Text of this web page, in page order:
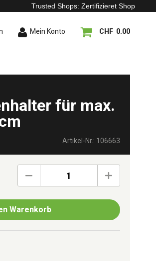
Trusted Shops: Zertifizieret Shop
Mein Konto CHF 0.00
für max.
Artikel-Nr.: 106663
1
Warenkorb